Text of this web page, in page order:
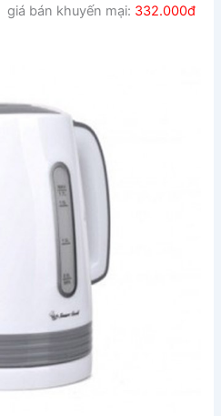
giá bán khuyến mại: 332.000đ